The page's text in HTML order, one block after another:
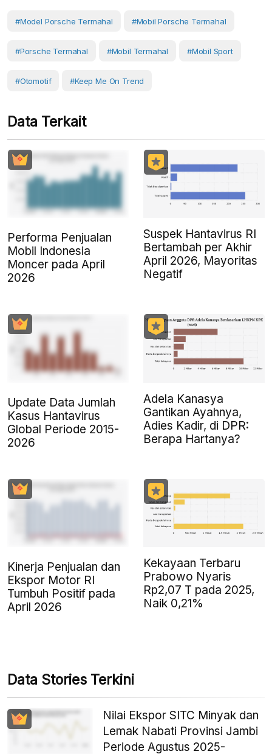
#Model Porsche Termahal #mobil Porsche Termahal
#porsche Termahal #mobil Termahal #Mobil Sport
#Otomotif #Keep Me On Trend
Data Terkait
Performa Penjualan
Mobil Indonesia
Moncer pada April
2026
Suspek Hantavirus RI
Bertambah per Akhir
April 2026, Mayoritas
Negatif
Update Data Jumlah
Kasus Hantavirus
Global Periode 2015-
2026
Adela Kanasya
Gantikan Ayahnya,
Adies Kadir, di DPR:
Berapa Hartanya?
Kinerja Penjualan dan
Ekspor Motor RI
Tumbuh Positif pada
April 2026
Kekayaan Terbaru
Prabowo Nyaris
Rp2,07 T pada 2025,
Naik 0,21%
Data Stories Terkini
Nilai Ekspor SITC Minyak dan
Lemak Nabati Provinsi Jambi
Periode Agustus 2025-